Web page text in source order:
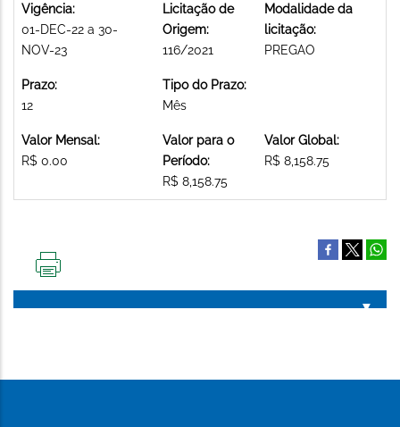
Vigência:
01-DEC-22 a 30-
NOV-23
Licitação de
Origem:
116/2021
Modalidade da
licitação:
PREGAO
Prazo:
12
Tipo do Prazo:
Mês
Valor Mensal:
R$ 0.00
Valor para o
Período:
R$ 8,158.75
Valor Global:
R$ 8,158.75
PÁGINA